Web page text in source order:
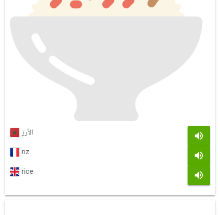
الأرز
riz
rice